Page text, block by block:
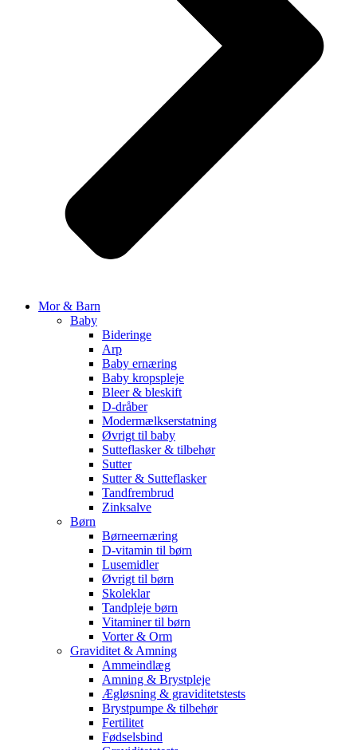
Mor & Barn
Baby
Bideringe
Arp
Baby ernæring
Baby kropspleje
Bleer & bleskift
D-dråber
Modermælkserstatning
Øvrigt til baby
Sutteflasker & tilbehør
Sutter
Sutter & Sutteflasker
Tandfrembrud
Zinksalve
Børn
Børneernæring
D-vitamin til børn
Lusemidler
Øvrigt til børn
Skoleklar
Tandpleje børn
Vitaminer til børn
Vorter & Orm
Graviditet & Amning
Ammeindlæg
Amning & Brystpleje
Ægløsning & graviditetstests
Brystpumpe & tilbehør
Fertilitet
Fødselsbind